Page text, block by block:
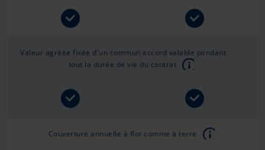
Valeur agréée fixée d'un commun accord valable pendant
tout la durée de vie du contrat
Couverture annuelle à flot comme à terre